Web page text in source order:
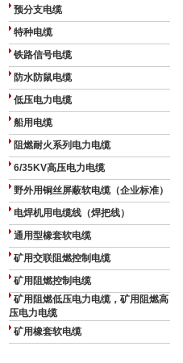
预分支电缆
特种电缆
铁路信号电缆
防水防鼠电缆
低压电力电缆
船用电缆
阻燃耐火系列电力电缆
6/35KV高压电力电缆
野外用铜丝屏蔽软电缆（企业标准）
电焊机用电缆线（焊把线）
通用型橡套软电缆
矿用交联阻燃控制电缆
矿用阻燃控制电缆
矿用阻燃低压电力电缆，矿用阻燃高
压电力电缆
矿用橡套软电缆